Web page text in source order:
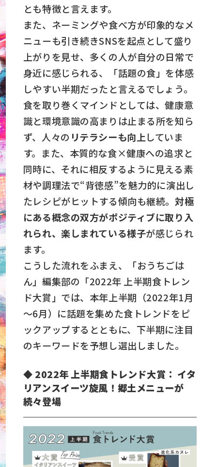
とも特徴と言えます。
また、ネーミングや食べ方が印象的なメ
ニューも引き続きSNSを起点として盛り
上がりを見せ、多くの人が自分の日常で
身近に感じられる、「話題の食」を体感
しやすい半期だったと言えるでしょう。
食を取り巻くマインドとしては、健康意
識と環境意識の高まりは止まる所を知ら
ず、人々の リテラシーも向上していま
す。また、本質的な食×健康への追求と
同時に、それに相反するように見える素
材や調理法で“背徳感”を魅力的に演出し
たレシピがヒットする傾向も継続。 対極
にある概念の双方がポジティブに取り入
れられ、楽しまれている様子が感じられ
ます。
こうした流れをふまえ、「おうちごは
ん」編集部の「2022年 上半期食トレン
ド大賞」では、本年上半期（2022年1月
～6月）に話題を集めた食トレンドをピ
ックアップするとともに、下半期に注目
のキーワードを予想し選出しました。
◆ 2022年 上半期食トレンド大賞： イタ
リアンスイーツ旋風！郷土メニューが
続々登場